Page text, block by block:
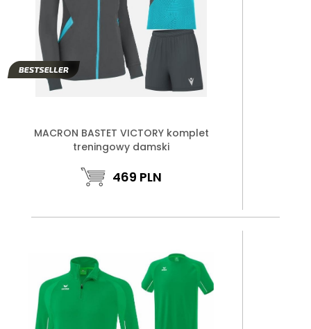
MACRON BASTET VICTORY komplet
treningowy damski
469 PLN